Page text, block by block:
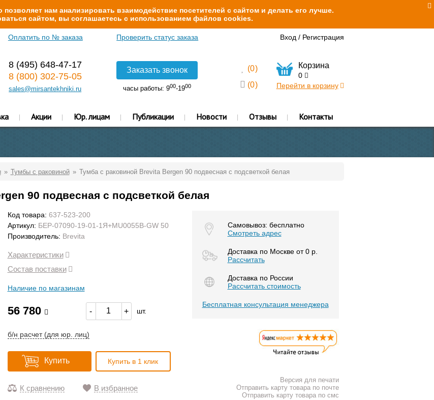
нам анализировать взаимодействие посетителей с сайтом и делать его лучше.
сайтом, вы соглашаетесь с использованием файлов cookies.
Оплатить по № заказа Проверить статус заказа Вход / Регистрация
8 (495) 648-47-17
8 (800) 302-75-05
sales@mirsantekhniki.ru
Заказать звонок
часы работы: 900-1900
(0)
(0)
Корзина
0
Перейти в корзину
Акции Юр. лицам Публикации Новости Отзывы Контакты
Тумбы с раковиной Тумба с раковиной Brevita Bergen 90 подвесная с подсветкой белая
90 подвесная с подсветкой белая
Код товара: 637-523-200
Артикул: БЕР-07090-19-01-1Я+MU0055B-GW 50
Производитель: Brevita
Характеристики
Состав поставки
Наличие по магазинам
56 780 - + шт.
б/н расчет (для юр. лиц)
Купить Купить в 1 клик
К сравнению В избранное
Самовывоз: бесплатно
Смотреть адрес
Доставка по Москве от 0 р.
Расcчитать
Доставка по России
Рассчитать стоимость
Бесплатная консультация менеджера
Версия для печати
Отправить карту товара по почте
Отправить карту товара по смс